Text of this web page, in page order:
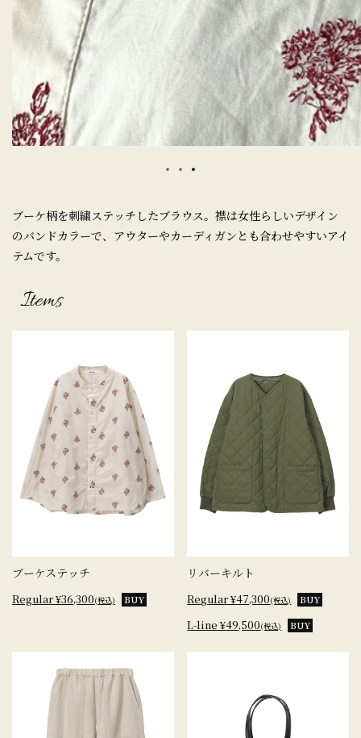
ブーケ柄を刺繍ステッチしたブラウス。襟は女性らしいデザイン
のバンドカラーで、アウターやカーディガンとも合わせやすいアイ
テムです。
Items
ブーケステッチ
Regular ¥36,300(税込) BUY
リバーキルト
Regular ¥47,300(税込) BUY
L-line ¥49,500(税込) BUY